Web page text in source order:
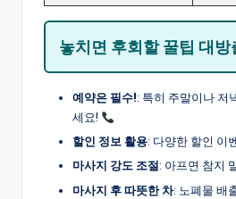
놓치면 후회할 꿀팁 대방
예약은 필수!: 특히 주말이나 저
세요!
할인 정보 활용: 다양한 할인 이
마사지 강도 조절: 아프면 참지
마사지 후 따뜻한 차: 노폐물 배